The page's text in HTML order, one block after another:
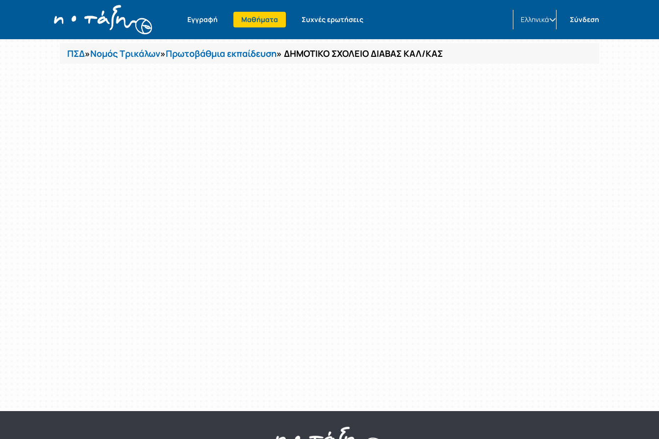
Εγγραφή Μαθήματα Συχνές ερωτήσεις Ελληνικά Σύνδεση
Μαθήματα
ΠΣΔ»Νομός Τρικάλων»Πρωτοβάθμια εκπαίδευση» ΔΗΜΟΤΙΚΟ ΣΧΟΛΕΙΟ ΔΙΑΒΑΣ ΚΑΛ/ΚΑΣ